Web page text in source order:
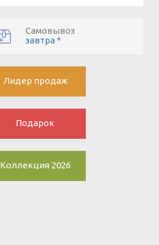
Самовывоз
завтра *
Лидер продаж
Подарок
Коллекция 2026